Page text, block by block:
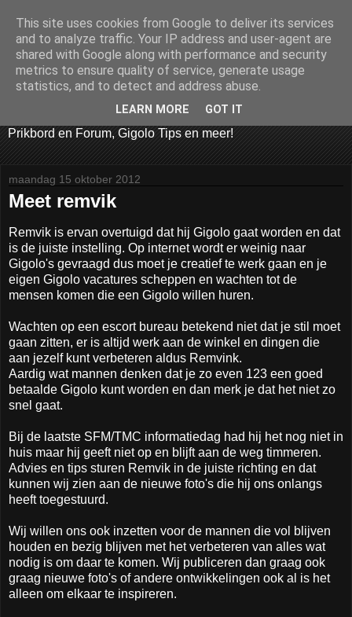
GIGOLO WORDEN
Welkom bij Gigoloworden.nl! De hardste BALLERS van
Nederland. De website die alles deelt over het werk als
Gigolo, als Gigolo werken, hoe Gigolo worden, Gigolo
Prikbord en Forum, Gigolo Tips en meer!
maandag 15 oktober 2012
Meet remvik
Remvik is ervan overtuigd dat hij Gigolo gaat worden en dat
is de juiste instelling. Op internet wordt er weinig naar
Gigolo's gevraagd dus moet je creatief te werk gaan en je
eigen Gigolo vacatures scheppen en wachten tot de
mensen komen die een Gigolo willen huren.
Wachten op een escort bureau betekend niet dat je stil moet
gaan zitten, er is altijd werk aan de winkel en dingen die
aan jezelf kunt verbeteren aldus Remvink.
Aardig wat mannen denken dat je zo even 123 een goed
betaalde Gigolo kunt worden en dan merk je dat het niet zo
snel gaat.
Bij de laatste SFM/TMC informatiedag had hij het nog niet in
huis maar hij geeft niet op en blijft aan de weg timmeren.
Advies en tips sturen Remvik in de juiste richting en dat
kunnen wij zien aan de nieuwe foto's die hij ons onlangs
heeft toegestuurd.
Wij willen ons ook inzetten voor de mannen die vol blijven
houden en bezig blijven met het verbeteren van alles wat
nodig is om daar te komen. Wij publiceren dan graag ook
graag nieuwe foto's of andere ontwikkelingen ook al is het
alleen om elkaar te inspireren.
This site uses cookies from Google to deliver its services
and to analyze traffic. Your IP address and user-agent are
shared with Google along with performance and security
metrics to ensure quality of service, generate usage
statistics, and to detect and address abuse.
LEARN MORE GOT IT